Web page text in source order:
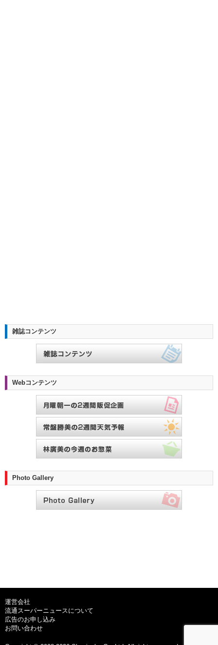
雑誌コンテンツ
Webコンテンツ
Photo Gallery
運営会社
流通スーパーニュースについて
広告のお申し込み
お問い合わせ